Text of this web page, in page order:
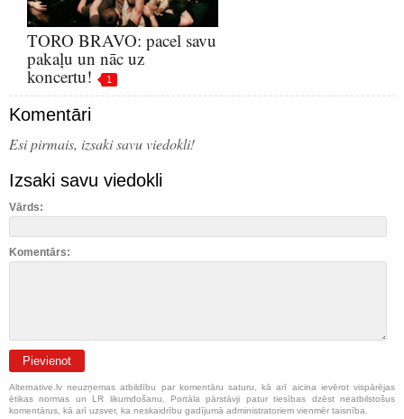
TORO BRAVO: pacel savu
pakaļu un nāc uz
koncertu!
1
Komentāri
Esi pirmais, izsaki savu viedokli!
Izsaki savu viedokli
Vārds:
Komentārs:
Pievienot
Alternative.lv neuzņemas atbildību par komentāru saturu, kā arī aicina ievērot vispārējas
ētikas normas un LR likumdošanu. Portāla pārstāvji patur tiesības dzēst neatbilstošus
komentārus, kā arī uzsver, ka neskaidrību gadījumā administratoriem vienmēr taisnība.